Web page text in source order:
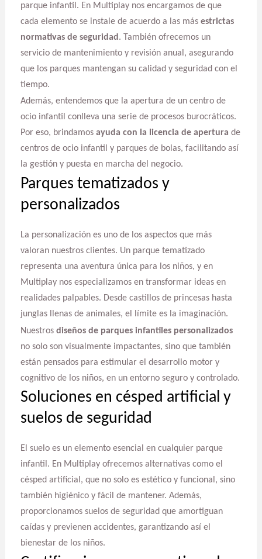
parque infantil. En Multiplay nos encargamos de que
cada elemento se instale de acuerdo a las más estrictas
normativas de seguridad . También ofrecemos un
servicio de mantenimiento y revisión anual, asegurando
que los parques mantengan su calidad y seguridad con el
tiempo.
Además, entendemos que la apertura de un centro de
ocio infantil conlleva una serie de procesos burocráticos.
Por eso, brindamos ayuda con la licencia de apertura de
centros de ocio infantil y parques de bolas, facilitando así
la gestión y puesta en marcha del negocio.
Parques tematizados y
personalizados
La personalización es uno de los aspectos que más
valoran nuestros clientes. Un parque tematizado
representa una aventura única para los niños, y en
Multiplay nos especializamos en transformar ideas en
realidades palpables. Desde castillos de princesas hasta
junglas llenas de animales, el límite es la imaginación.
Nuestros diseños de parques infantiles personalizados
no solo son visualmente impactantes, sino que también
están pensados para estimular el desarrollo motor y
cognitivo de los niños, en un entorno seguro y controlado.
Soluciones en césped artificial y
suelos de seguridad
El suelo es un elemento esencial en cualquier parque
infantil. En Multiplay ofrecemos alternativas como el
césped artificial, que no solo es estético y funcional, sino
también higiénico y fácil de mantener. Además,
proporcionamos suelos de seguridad que amortiguan
caídas y previenen accidentes, garantizando así el
bienestar de los niños.